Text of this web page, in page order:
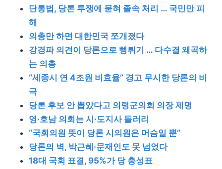
단통법, 당론 투쟁에 묻혀 졸속 처리 … 국민만 피
해
의총만 하면 대한민국 쪼개졌다
강경파 의견이 당론으로 뻥튀기 … 다수결 왜곡하
는 의총
“세종시 연 4조원 비효율” 경고 무시한 당론의 비
극
당론 후보 안 뽑았다고 의령군의회 의장 제명
영·호남 의회는 시·도지사 들러리
“국회의원 뜻이 당론 시의원은 머슴일 뿐”
당론의 벽, 박근혜·문재인도 못 넘었다
18대 국회 표결, 95%가 당 충성표